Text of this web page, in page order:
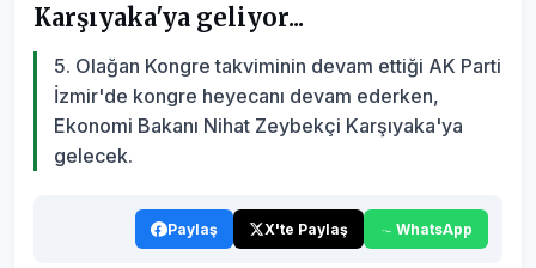
Karşıyaka'ya geliyor...
5. Olağan Kongre takviminin devam ettiği AK Parti
İzmir'de kongre heyecanı devam ederken,
Ekonomi Bakanı Nihat Zeybekçi Karşıyaka'ya
gelecek.
Paylaş X'te Paylaş WhatsApp